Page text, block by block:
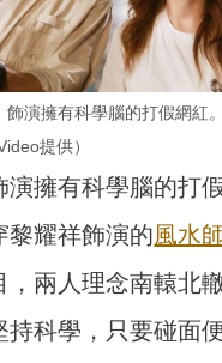
飾演擁有科學腦的打假網紅
提供）
演擁有科學腦的打
黎耀祥飾演的風水
，兩人理念南轅北
持科學，只要碰面